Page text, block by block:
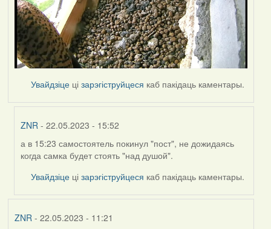
Увайдзіце цізарэгіструйцеся каб пакідаць каментары.
ZNR - 22.05.2023 - 15:52
In
reply
Harrier
а в 15:23 самостоятель покинул "пост", не дожидаясь
когда самка будет стоять "над душой".
Увайдзіце цізарэгіструйцеся каб пакідаць каментары.
ZNR- 22.05.2023 - 11:21